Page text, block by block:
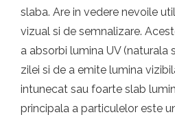
slaba. Are in vedere nevoile
vizual si de semnalizare.
a absorbi lumina UV (naturala
zilei si de a emite lumina
intunecat sau foarte slab
principala a particulelor este